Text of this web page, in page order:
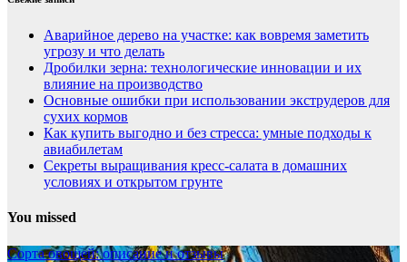
Аварийное дерево на участке: как вовремя заметить
угрозу и что делать
Дробилки зерна: технологические инновации и их
влияние на производство
Основные ошибки при использовании экструдеров для
сухих кормов
Как купить выгодно и без стресса: умные подходы к
авиабилетам
Секреты выращивания кресс-салата в домашних
условиях и открытом грунте
You missed
Сорта овощей: описание и отзывы